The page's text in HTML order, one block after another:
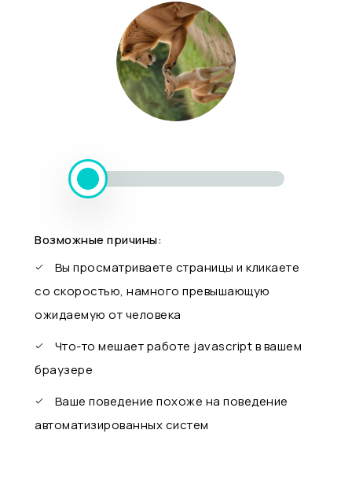
Возможные причины:
Вы просматриваете страницы и кликаете
со скоростью, намного превышающую
ожидаемую от человека
Что-то мешает работе javascript в вашем
браузере
Ваше поведение похоже на поведение
автоматизированных систем